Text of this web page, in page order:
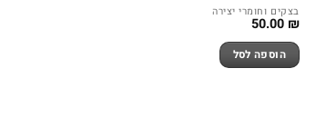
בצקים וחומרי יצירה
50.00 ₪
הוספה לסל